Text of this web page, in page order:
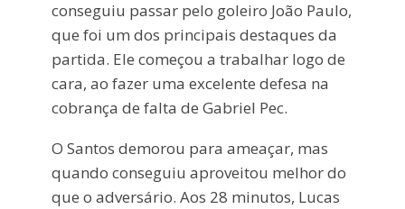
conseguiu passar pelo goleiro João Paulo,
que foi um dos principais destaques da
partida. Ele começou a trabalhar logo de
cara, ao fazer uma excelente defesa na
cobrança de falta de Gabriel Pec.
O Santos demorou para ameaçar, mas
quando conseguiu aproveitou melhor do
que o adversário. Aos 28 minutos, Lucas